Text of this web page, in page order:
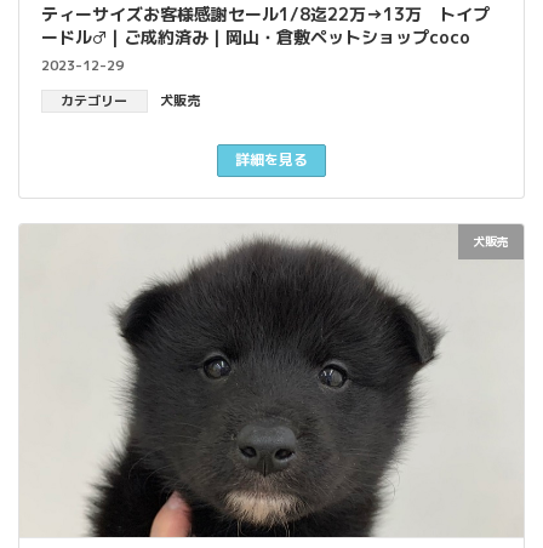
ティーサイズお客様感謝セール1/8迄22万→13万 トイプ
ードル♂｜ご成約済み｜岡山・倉敷ペットショップcoco
2023-12-29
カテゴリー
犬販売
詳細を見る
犬販売